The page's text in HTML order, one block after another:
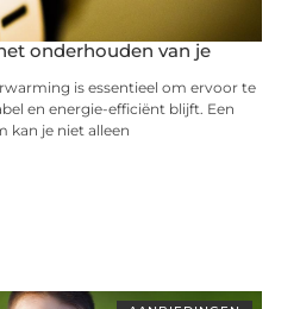
onderhouden van je
is essentieel om ervoor te
en energie-efficiënt blijft. Een
kan je niet alleen